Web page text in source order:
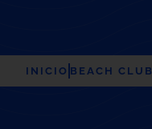
INICIO BEACH CLUB